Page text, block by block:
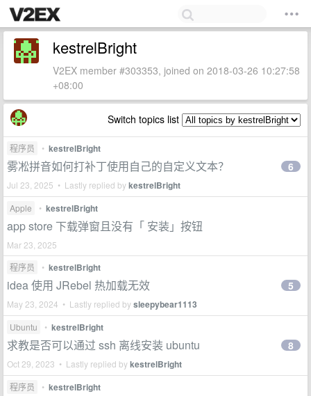
kestrelBright
V2EX member #303353, joined on 2018-03-26 10:27:58
+08:00
Switch topics list
程序员 • kestrelBright
雾凇拼音如何打补丁使用自己的自定义文本？
Jul 23, 2025 • Lastly replied bykestrelBright
6
Apple • kestrelBright
app store 下载弹窗且没有「 安装」按钮
Mar 23, 2025
程序员
• kestrelBright
idea 使用 JRebel 热加载无效
May 23, 2024 • Lastly replied bysleepybear1113
5
Ubuntu • kestrelBright
求教是否可以通过 ssh 离线安装 ubuntu
Oct 29, 2023 • Lastly replied bykestrelBright
8
程序员 • kestrelBright